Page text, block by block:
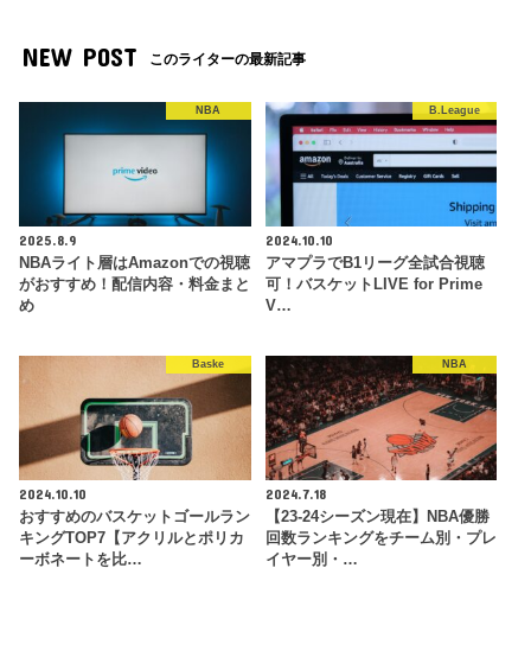
NEW POST このライターの最新記事
NBA
2025.8.9
NBAライト層はAmazonでの視聴
がおすすめ！配信内容・料金まと
め
B.League
2024.10.10
アマプラでB1リーグ全試合視聴
可！バスケットLIVE for Prime
V…
Baske
2024.10.10
おすすめのバスケットゴールラン
キングTOP7【アクリルとポリカ
ーボネートを比…
NBA
2024.7.18
【23-24シーズン現在】NBA優勝
回数ランキングをチーム別・プレ
イヤー別・…